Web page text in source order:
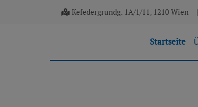
Kefedergrundg. 1A/1/11, 1210 Wien |
Startseite